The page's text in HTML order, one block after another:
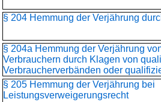
§ 204 Hemmung der Verjährung
§ 204a Hemmung der Verjährung
Verbrauchern durch Klagen von
Verbraucherverbänden oder
§ 205 Hemmung der Verjährung bei
Leistungsverweigerungsrecht